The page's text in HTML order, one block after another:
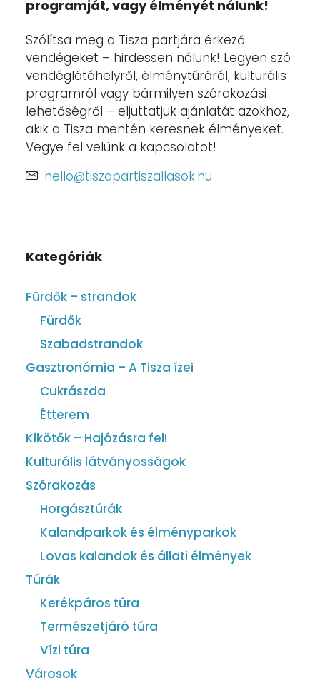
programját, vagy élményét nálunk!
Szólítsa meg a Tisza partjára érkező
vendégeket – hirdessen nálunk! Legyen szó
vendéglátóhelyről, élménytúráról, kulturális
programról vagy bármilyen szórakozási
lehetőségről – eljuttatjuk ajánlatát azokhoz,
akik a Tisza mentén keresnek élményeket.
Vegye fel velünk a kapcsolatot!
hello@tiszapartiszallasok.hu
Kategóriák
Fürdők – strandok
Fürdők
Szabadstrandok
Gasztronómia – A Tisza ízei
Cukrászda
Étterem
Kikötők – Hajózásra fel!
Kulturális látványosságok
Szórakozás
Horgásztúrák
Kalandparkok és élményparkok
Lovas kalandok és állati élmények
Túrák
Kerékpáros túra
Természetjáró túra
Vízi túra
Városok